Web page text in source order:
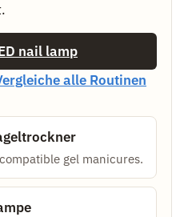
nail lamp
alle Routinen
gel manicures.